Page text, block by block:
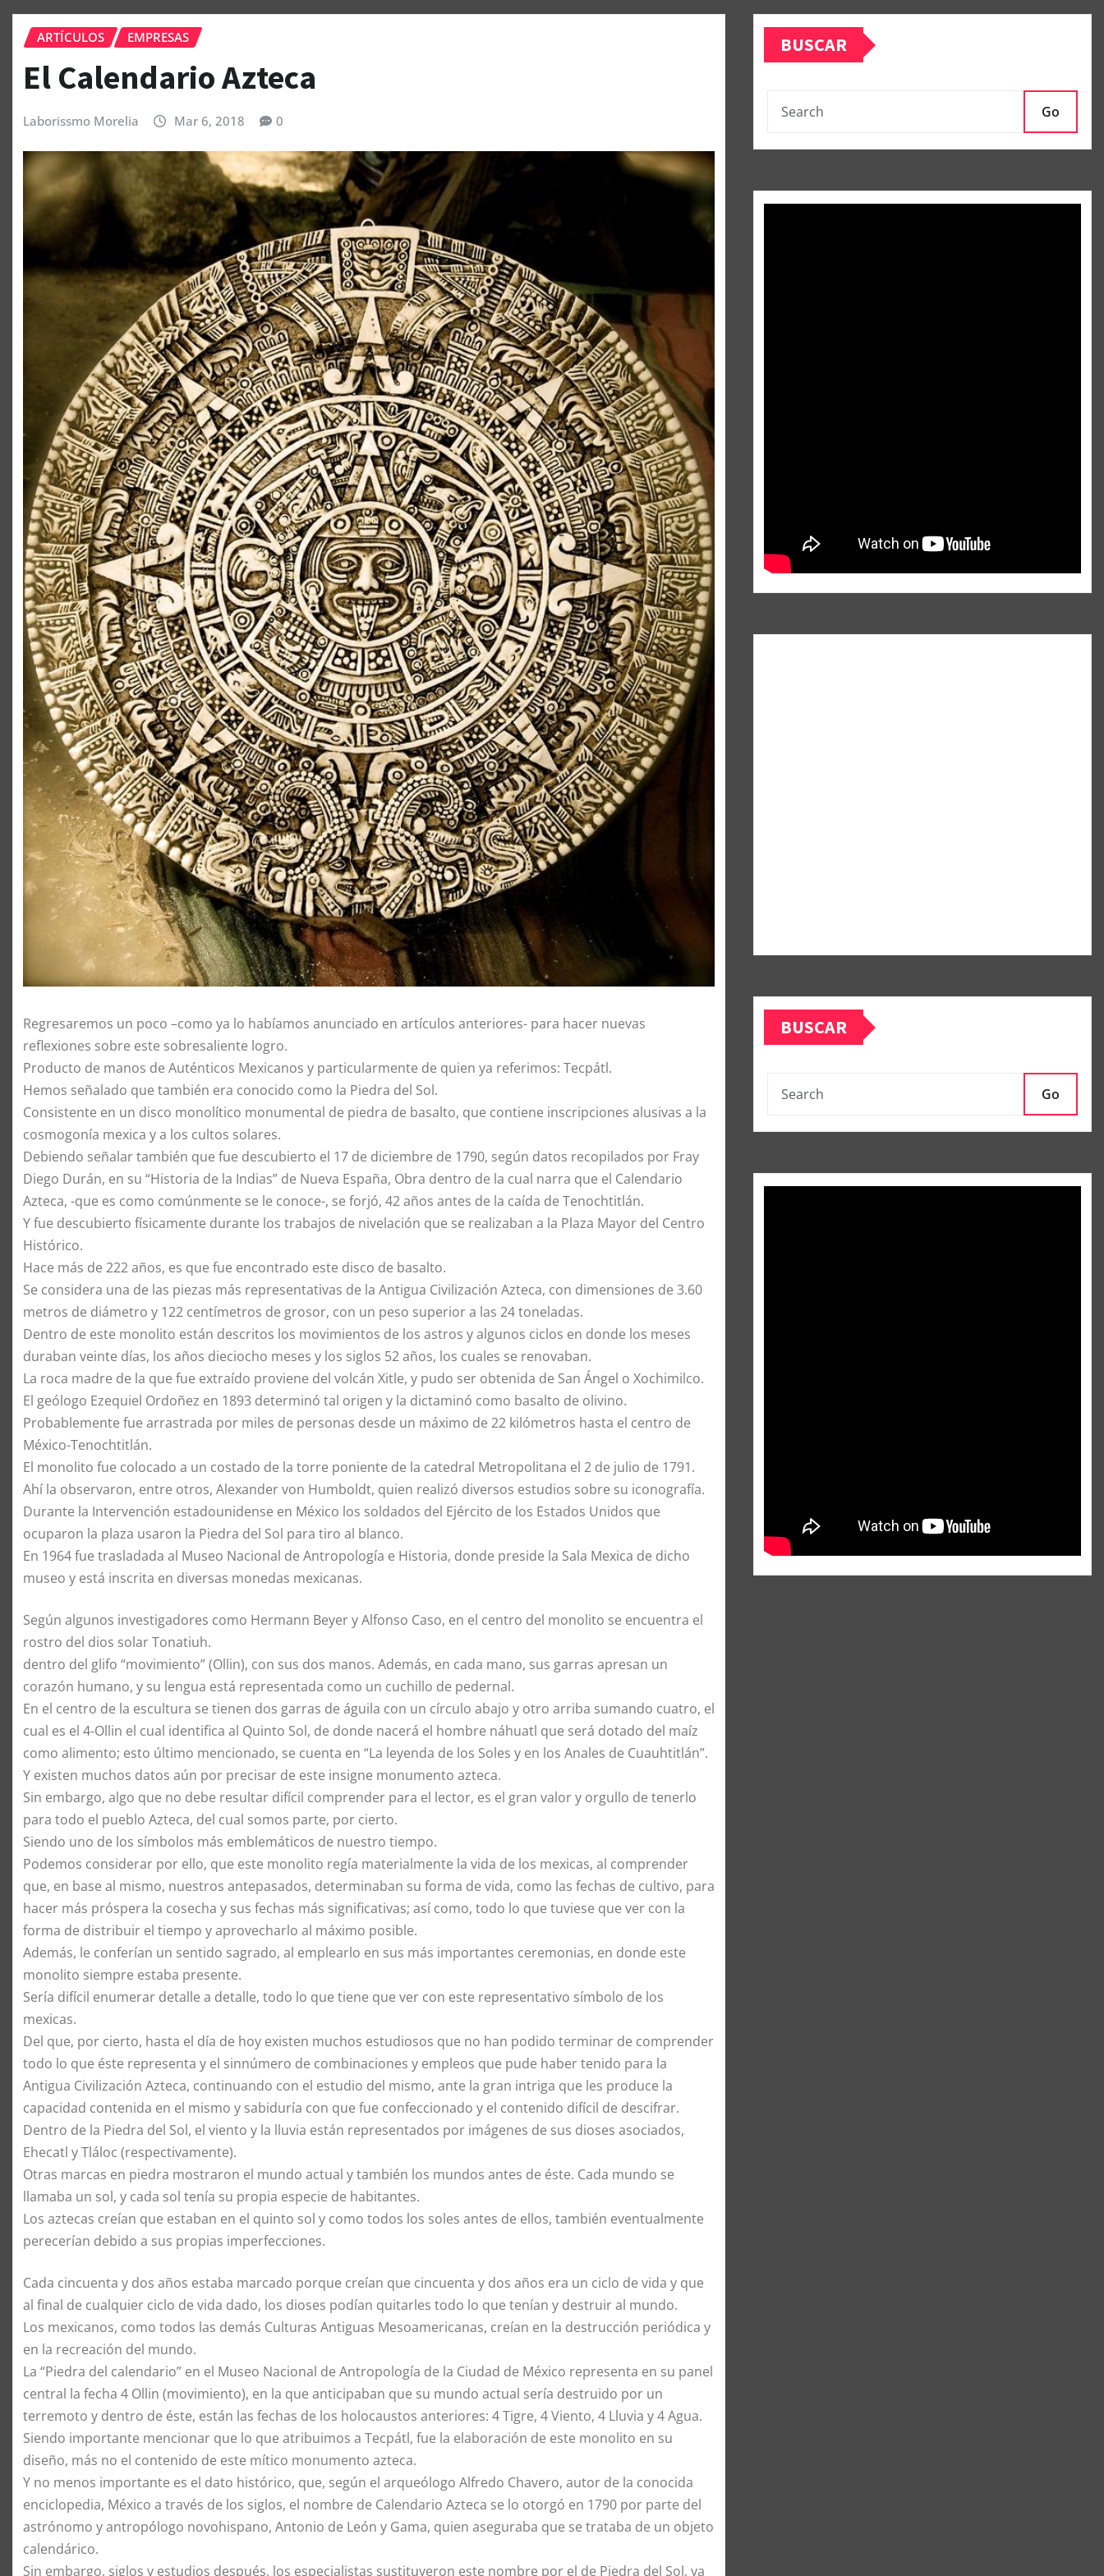
ARTÍCULOS EMPRESAS
El Calendario Azteca
Laborissmo Morelia Mar 6, 2018 0
Regresaremos un poco –como ya lo habíamos anunciado en artículos anteriores- para hacer nuevas
reflexiones sobre este sobresaliente logro.
Producto de manos de Auténticos Mexicanos y particularmente de quien ya referimos: Tecpátl.
Hemos señalado que también era conocido como la Piedra del Sol.
Consistente en un disco monolítico monumental de piedra de basalto, que contiene inscripciones alusivas a la
cosmogonía mexica y a los cultos solares.
Debiendo señalar también que fue descubierto el 17 de diciembre de 1790, según datos recopilados por Fray
Diego Durán, en su “Historia de la Indias” de Nueva España, Obra dentro de la cual narra que el Calendario
Azteca, -que es como comúnmente se le conoce-, se forjó, 42 años antes de la caída de Tenochtitlán.
Y fue descubierto físicamente durante los trabajos de nivelación que se realizaban a la Plaza Mayor del Centro
Histórico.
Hace más de 222 años, es que fue encontrado este disco de basalto.
Se considera una de las piezas más representativas de la Antigua Civilización Azteca, con dimensiones de 3.60
metros de diámetro y 122 centímetros de grosor, con un peso superior a las 24 toneladas.
Dentro de este monolito están descritos los movimientos de los astros y algunos ciclos en donde los meses
duraban veinte días, los años dieciocho meses y los siglos 52 años, los cuales se renovaban.
La roca madre de la que fue extraído proviene del volcán Xitle, y pudo ser obtenida de San Ángel o Xochimilco.
El geólogo Ezequiel Ordoñez en 1893 determinó tal origen y la dictaminó como basalto de olivino.
Probablemente fue arrastrada por miles de personas desde un máximo de 22 kilómetros hasta el centro de
México-Tenochtitlán.
El monolito fue colocado a un costado de la torre poniente de la catedral Metropolitana el 2 de julio de 1791.
Ahí la observaron, entre otros, Alexander von Humboldt, quien realizó diversos estudios sobre su iconografía.
Durante la Intervención estadounidense en México los soldados del Ejército de los Estados Unidos que
ocuparon la plaza usaron la Piedra del Sol para tiro al blanco.
En 1964 fue trasladada al Museo Nacional de Antropología e Historia, donde preside la Sala Mexica de dicho
museo y está inscrita en diversas monedas mexicanas.
Según algunos investigadores como Hermann Beyer y Alfonso Caso, en el centro del monolito se encuentra el
rostro del dios solar Tonatiuh.
dentro del glifo “movimiento” (Ollin), con sus dos manos. Además, en cada mano, sus garras apresan un
corazón humano, y su lengua está representada como un cuchillo de pedernal.
En el centro de la escultura se tienen dos garras de águila con un círculo abajo y otro arriba sumando cuatro, el
cual es el 4-Ollin el cual identifica al Quinto Sol, de donde nacerá el hombre náhuatl que será dotado del maíz
como alimento; esto último mencionado, se cuenta en “La leyenda de los Soles y en los Anales de Cuauhtitlán”.
Y existen muchos datos aún por precisar de este insigne monumento azteca.
Sin embargo, algo que no debe resultar difícil comprender para el lector, es el gran valor y orgullo de tenerlo
para todo el pueblo Azteca, del cual somos parte, por cierto.
Siendo uno de los símbolos más emblemáticos de nuestro tiempo.
Podemos considerar por ello, que este monolito regía materialmente la vida de los mexicas, al comprender
que, en base al mismo, nuestros antepasados, determinaban su forma de vida, como las fechas de cultivo, para
hacer más próspera la cosecha y sus fechas más significativas; así como, todo lo que tuviese que ver con la
forma de distribuir el tiempo y aprovecharlo al máximo posible.
Además, le conferían un sentido sagrado, al emplearlo en sus más importantes ceremonias, en donde este
monolito siempre estaba presente.
Sería difícil enumerar detalle a detalle, todo lo que tiene que ver con este representativo símbolo de los
mexicas.
Del que, por cierto, hasta el día de hoy existen muchos estudiosos que no han podido terminar de comprender
todo lo que éste representa y el sinnúmero de combinaciones y empleos que pude haber tenido para la
Antigua Civilización Azteca, continuando con el estudio del mismo, ante la gran intriga que les produce la
capacidad contenida en el mismo y sabiduría con que fue confeccionado y el contenido difícil de descifrar.
Dentro de la Piedra del Sol, el viento y la lluvia están representados por imágenes de sus dioses asociados,
Ehecatl y Tláloc (respectivamente).
Otras marcas en piedra mostraron el mundo actual y también los mundos antes de éste. Cada mundo se
llamaba un sol, y cada sol tenía su propia especie de habitantes.
Los aztecas creían que estaban en el quinto sol y como todos los soles antes de ellos, también eventualmente
perecerían debido a sus propias imperfecciones.
Cada cincuenta y dos años estaba marcado porque creían que cincuenta y dos años era un ciclo de vida y que
al final de cualquier ciclo de vida dado, los dioses podían quitarles todo lo que tenían y destruir al mundo.
Los mexicanos, como todos las demás Culturas Antiguas Mesoamericanas, creían en la destrucción periódica y
en la recreación del mundo.
La “Piedra del calendario” en el Museo Nacional de Antropología de la Ciudad de México representa en su panel
central la fecha 4 Ollin (movimiento), en la que anticipaban que su mundo actual sería destruido por un
terremoto y dentro de éste, están las fechas de los holocaustos anteriores: 4 Tigre, 4 Viento, 4 Lluvia y 4 Agua.
Siendo importante mencionar que lo que atribuimos a Tecpátl, fue la elaboración de este monolito en su
diseño, más no el contenido de este mítico monumento azteca.
Y no menos importante es el dato histórico, que, según el arqueólogo Alfredo Chavero, autor de la conocida
enciclopedia, México a través de los siglos, el nombre de Calendario Azteca se lo otorgó en 1790 por parte del
astrónomo y antropólogo novohispano, Antonio de León y Gama, quien aseguraba que se trataba de un objeto
calendárico.
Sin embargo, siglos y estudios después, los especialistas sustituyeron este nombre por el de Piedra del Sol, ya
BUSCAR
Go
BUSCAR
Go